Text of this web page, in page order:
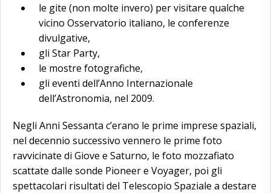
le gite (non molte invero) per visitare qualche
vicino Osservatorio italiano, le conferenze
divulgative,
gli Star Party,
le mostre fotografiche,
gli eventi dell’Anno Internazionale
dell’Astronomia, nel 2009.
Negli Anni Sessanta c’erano le prime imprese spaziali,
nel decennio successivo vennero le prime foto
ravvicinate di Giove e Saturno, le foto mozzafiato
scattate dalle sonde Pioneer e Voyager, poi gli
spettacolari risultati del Telescopio Spaziale a destare